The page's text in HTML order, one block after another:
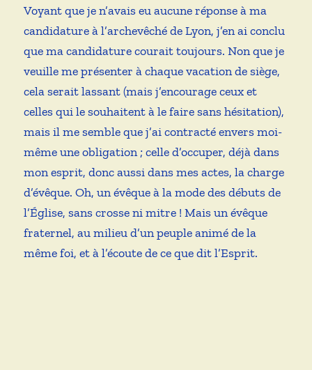
Voyant que je n’avais eu aucune réponse à ma
candidature à l’archevêché de Lyon, j’en ai conclu
que ma candidature courait toujours. Non que je
veuille me présenter à chaque vacation de siège,
cela serait lassant (mais j’encourage ceux et
celles qui le souhaitent à le faire sans hésitation),
mais il me semble que j’ai contracté envers moi-
même une obligation ; celle d’occuper, déjà dans
mon esprit, donc aussi dans mes actes, la charge
d’évêque. Oh, un évêque à la mode des débuts de
l’Église, sans crosse ni mitre ! Mais un évêque
fraternel, au milieu d’un peuple animé de la
même foi, et à l’écoute de ce que dit l’Esprit.